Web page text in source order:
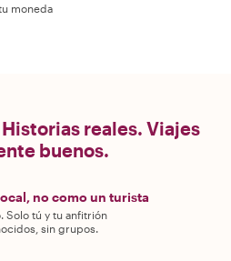
moneda
reales. Viajes
buenos.
no como un turista
Solo tú y tu anfitrión
sin grupos.